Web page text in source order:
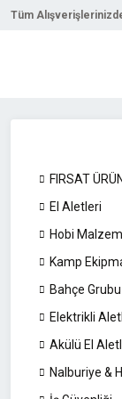
Tüm
FIRSAT
El Aletleri
Hobi
Kamp
Bahçe Grubu
Elektrikli
Akülü El
Nalburiye &